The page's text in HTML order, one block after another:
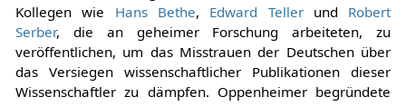
Kollegen wie Hans Bethe, Edward Tellerund Robert
Serber, die an geheimer Forschung arbeiteten, zu
veröffentlichen, um das Misstrauen der Deutschen über
das Versiegen wissenschaftlicher Publikationen dieser
Wissenschaftler zu dämpfen. Oppenheimer begründete